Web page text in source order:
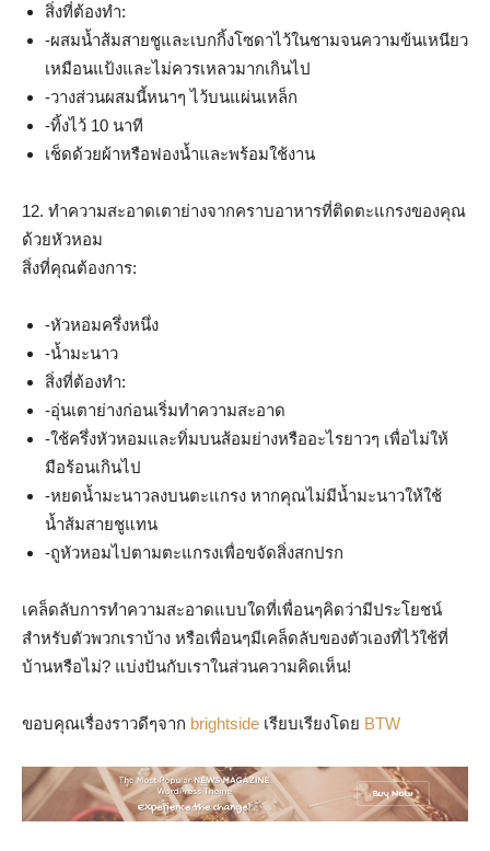
สิ่งที่ต้องทำ:
-ผสมน้ำส้มสายชูและเบกกิ้งโซดาไว้ในชามจนความข้นเหนียว
เหมือนแป้งและไม่ควรเหลวมากเกินไป
-วางส่วนผสมนี้หนาๆ ไว้บนแผ่นเหล็ก
-ทิ้งไว้ 10 นาที
เช็ดด้วยผ้าหรือฟองน้ำและพร้อมใช้งาน
​12. ทำความสะอาดเตาย่างจากคราบอาหารที่ติดตะแกรงของคุณ
ด้วยหัวหอม
สิ่งที่คุณต้องการ:
-หัวหอมครึ่งหนึ่ง
-น้ำมะนาว
สิ่งที่ต้องทำ:
-อุ่นเตาย่างก่อนเริ่มทำความสะอาด
-ใช้ครึ่งหัวหอมและทิ่มบนส้อมย่างหรืออะไรยาวๆ เพื่อไม่ให้
มือร้อนเกินไป
-หยดน้ำมะนาวลงบนตะแกรง หากคุณไม่มีน้ำมะนาวให้ใช้
น้ำส้มสายชูแทน
-ถูหัวหอมไปตามตะแกรงเพื่อขจัดสิ่งสกปรก
เคล็ดลับการทำความสะอาดแบบใดที่เพื่อนๆคิดว่ามีประโยชน์
สำหรับตัวพวกเราบ้าง หรือเพื่อนๆมีเคล็ดลับของตัวเองที่ไว้ใช้ที่
บ้านหรือไม่? แบ่งปันกับเราในส่วนความคิดเห็น!
ขอบคุณเรื่องราวดีๆจาก brightside เรียบเรียงโดย BTW